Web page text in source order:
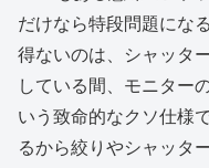
だけなら特段問題にな
得ないのは、シャッタ
している間、モニター
いう致命的なクソ仕様
るから絞りやシャッタ